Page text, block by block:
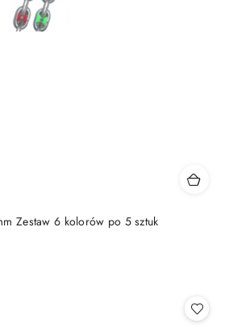
Zestaw 6 kolorów po 5 sztuk